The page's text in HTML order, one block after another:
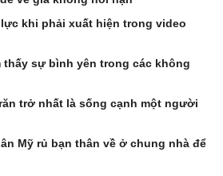
khi phải xuất hiện trong video
sự bình yên trong các không
trở nhất là sống cạnh một người
Mỹ rủ bạn thân về ở chung nhà để